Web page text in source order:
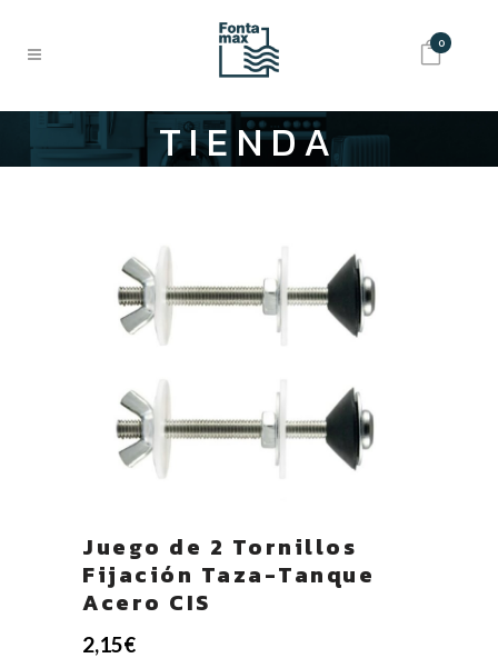
0
TIENDA
Juego de 2 Tornillos
Fijación Taza-Tanque
Acero CIS
2,15€